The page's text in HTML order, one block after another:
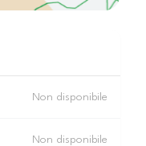
Non disponibile
Non disponibile